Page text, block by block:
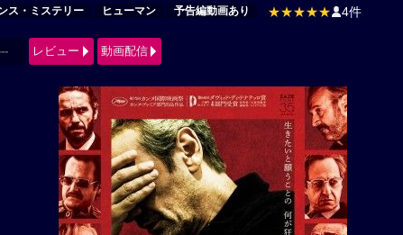
ス・ミステリー ヒューマン 予告編動画あり ★★★★★ 4件
レビュー 動画配信